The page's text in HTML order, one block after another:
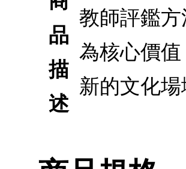
品
描
述
教師評鑑方
為核心價
新的文化場